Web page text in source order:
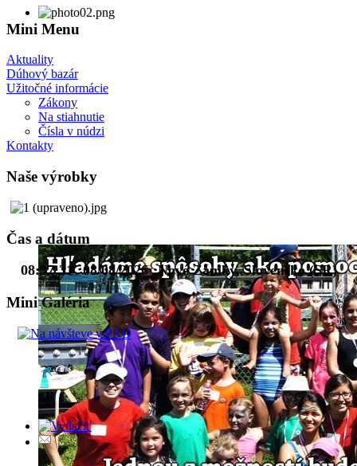
Mini Menu
Aktuality
Dúhový bazár
Užitočné informácie
Zákony
Na stiahnutie
Čísla v núdzi
Kontakty
Naše výrobky
Čas a dátum
08:37:32 08/08/2026 Nové Zámky, Slovensko (SR)
Mini Galéria